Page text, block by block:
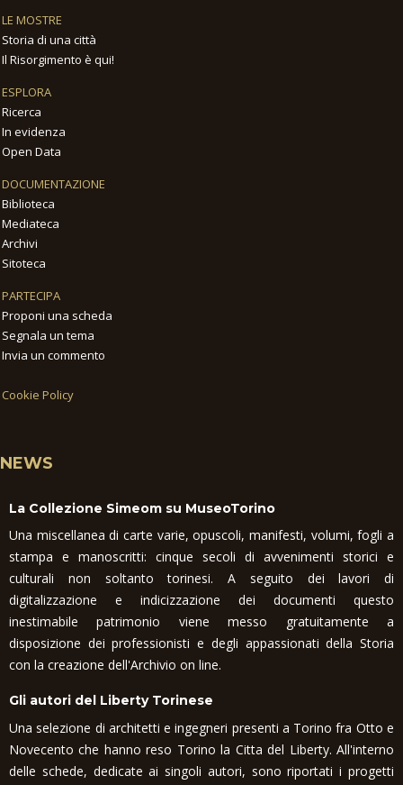
LE MOSTRE
Storia di una città
Il Risorgimento è qui!
ESPLORA
Ricerca
In evidenza
Open Data
DOCUMENTAZIONE
Biblioteca
Mediateca
Archivi
Sitoteca
PARTECIPA
Proponi una scheda
Segnala un tema
Invia un commento
Cookie Policy
NEWS
La Collezione Simeom su MuseoTorino
Una miscellanea di carte varie, opuscoli, manifesti, volumi, fogli a
stampa e manoscritti: cinque secoli di avvenimenti storici e
culturali non soltanto torinesi. A seguito dei lavori di
digitalizzazione e indicizzazione dei documenti questo
inestimabile patrimonio viene messo gratuitamente a
disposizione dei professionisti e degli appassionati della Storia
con la creazione dell'Archivio on line.
Gli autori del Liberty Torinese
Una selezione di architetti e ingegneri presenti a Torino fra Otto e
Novecento che hanno reso Torino la Citta del Liberty. All'interno
delle schede, dedicate ai singoli autori, sono riportati i progetti